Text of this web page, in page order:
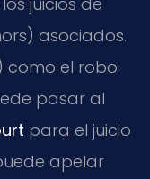
asociados.
como el robo
pasar al
para el juicio
apelar